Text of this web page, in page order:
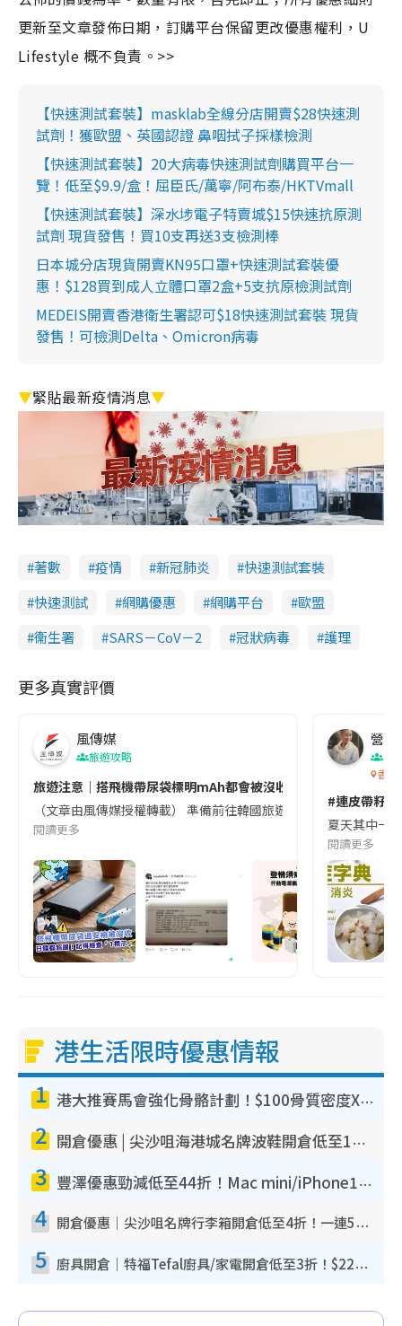
更新至文章發佈日期，訂購平台保留更改優惠權利，U
Lifestyle 概不負責。>>
【快速測試套裝】masklab全線分店開賣$28快速測
試劑！獲歐盟、英國認證 鼻咽拭子採樣檢測
【快速測試套裝】20大病毒快速測試劑購買平台一
覽！低至$9.9/盒！屈臣氏/萬寧/阿布泰/HKTVmall
【快速測試套裝】深水埗電子特賣城$15快速抗原測
試劑 現貨發售！買10支再送3支檢測棒
日本城分店現貨開賣KN95口罩+快速測試套裝優
惠！$128買到成人立體口罩2盒+5支抗原檢測試劑
MEDEIS開賣香港衛生署認可$18快速測試套裝 現貨
發售！可檢測Delta、Omicron病毒
▼緊貼最新疫情消息▼
著數 疫情 新冠肺炎
快速測試套裝
快速測試
網購優惠 網購平台
歐盟
衞生署
SARS－CoV－2 冠狀病毒 護理
更多真實評價
風傳媒
旅遊攻略
旅遊注意｜搭飛機帶尿袋標明mAh都會被沒收😱出發前切記檢查
（文章由風傳媒授權轉載） 準備前往韓國旅遊的民眾，近期要
閱讀更多
營養
香港
#連皮帶籽
夏天其中一
閱讀更多
港生活限時優惠情報
1 港大推賽馬會強化骨骼計劃！$100骨質密度X光檢查 完成免費運動訓練送超市禮券！附參加資格
2 開倉優惠 | 尖沙咀海港城名牌波鞋開倉低至1折！On鞋$899起／Joy&Peace鞋履$98起
3 豐澤優惠勁減低至44折！Mac mini/iPhone17Pro大減價！廚房家電$220起
4 開倉優惠｜尖沙咀名牌行李箱開倉低至4折！一連5日 American Tourister/ace./Hallmark $200起！
5 廚具開倉｜特福Tefal廚具/家電開倉低至3折！$220起買平底鍋/炒鑊/湯煲！電飯煲/吸塵機/燙斗$418起